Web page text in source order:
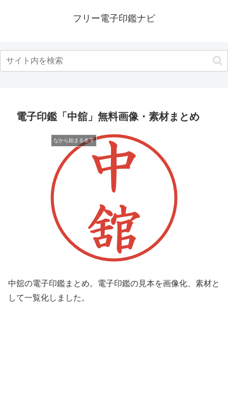
フリー電子印鑑ナビ
電子印鑑「中舘」無料画像・素材まとめ
なから始まる名字
中舘の電子印鑑まとめ。電子印鑑の見本を画像化、素材と
して一覧化しました。